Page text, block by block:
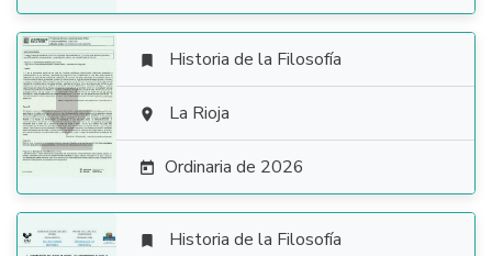

 Historia de la Filosofía
 La Rioja
 Ordinaria de 2026
 Historia de la Filosofía